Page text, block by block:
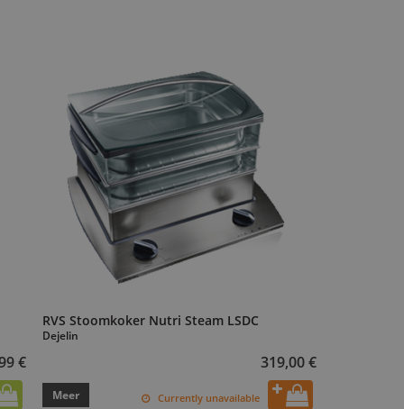
€
RVS Stoomkoker Nutri Steam LSDC
Dejelin
319,00 €
Meer Currently unavailable